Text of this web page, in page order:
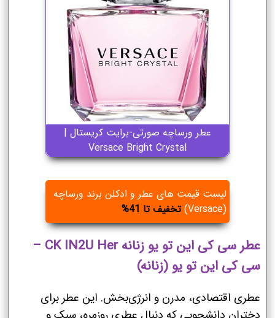
عطر ورساچه صورتی-برایت کریستال |
Versace Bright Crystal
لیست قیمت های عطر و ادکلن برند ورساچه
(Versace)
تخفیف تا 41%
عطر سی کی این تو یو زنانه CK IN2U Her –
سی کی این تو یو (زنانه)
عطری اقتصادی، مدرن و انرژی‌بخش. این عطر برای